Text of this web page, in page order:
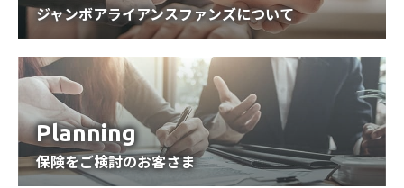
ジャンボアライアンスファンズについて
Planning
保険をご検討のお客さま